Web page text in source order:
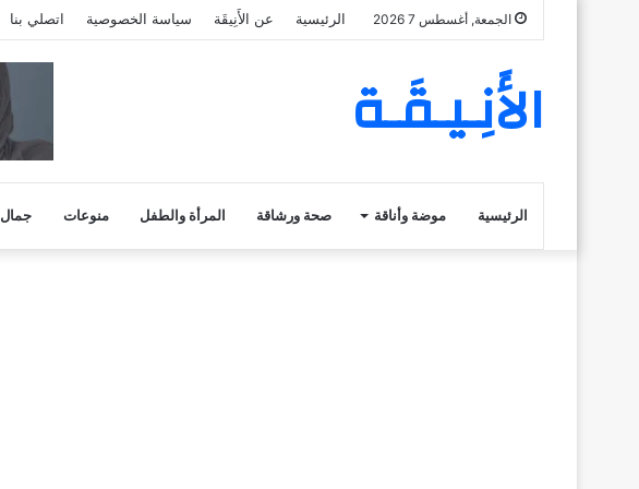
الجمعة, أغسطس 7 2026 الرئيسية عن الأَنِيقَة سياسة الخصوصية اتصلي بنا
الأَنِـيـقَـة
الرئيسية موضة وأناقة صحة ورشاقة المرأة والطفل منوعات جمال